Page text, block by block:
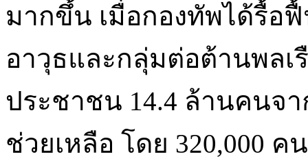
มากขึ้น เมื่อกองทัพได้รื้อ
อาวุธและกลุ่มต่อต้านพล
ประชาชน 14.4 ล้านคนจ
ช่วยเหลือ โดย 320,000